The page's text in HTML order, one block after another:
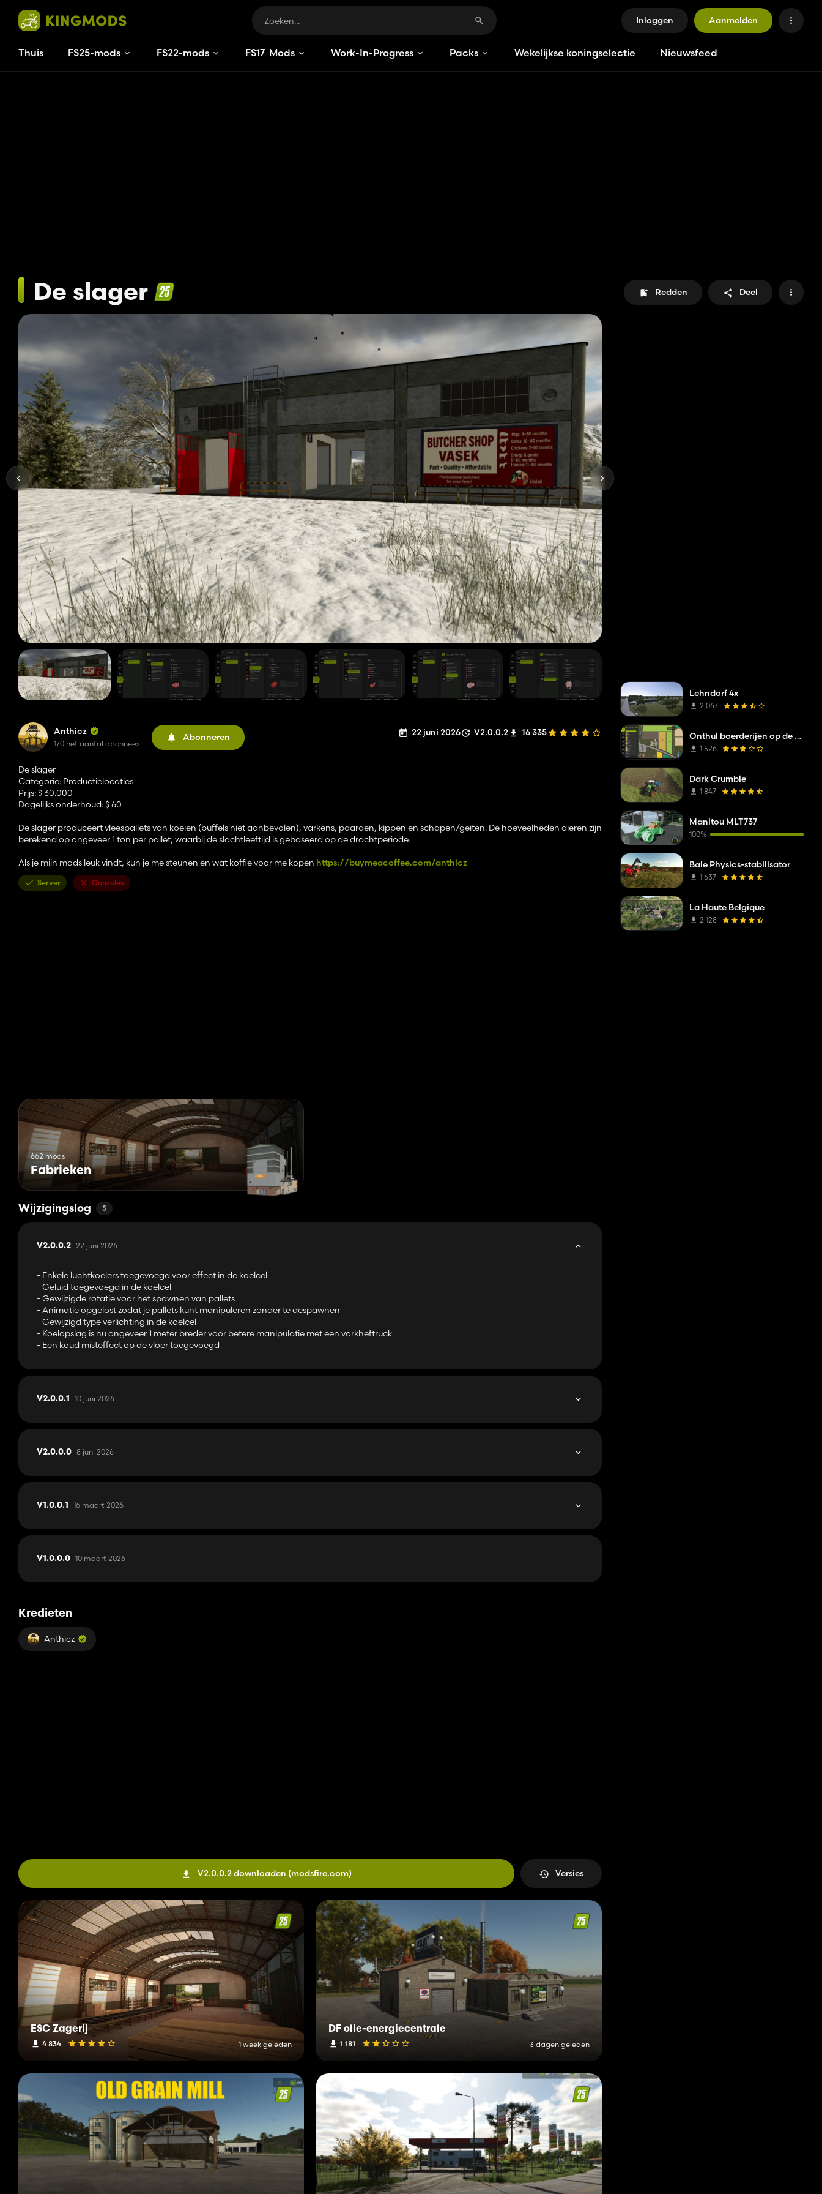
Inloggen Aanmelden
Thuis FS25-mods FS22-mods FS17 Mods Work-In-Progress Packs Wekelijkse koningselectie Nieuwsfeed
De slager Redden Deel
Anthicz
170 het aantal abonnees
Abonneren 22 juni 2026 V2.0.0.2 16 335
De slager
Categorie: Productielocaties
Prijs: $ 30.000
Dagelijks onderhoud: $ 60
De slager produceert vleespallets van koeien (buffels niet aanbevolen), varkens, paarden, kippen en schapen/geiten. De hoeveelheden dieren zijn
berekend op ongeveer 1 ton per pallet, waarbij de slachtleeftijd is gebaseerd op de drachtperiode.
Als je mijn mods leuk vindt, kun je me steunen en wat koffie voor me kopen https://buymeacoffee.com/anthicz
Server Consoles
662 mods
Fabrieken
Wijzigingslog 5
V2.0.0.2 22 juni 2026
- Enkele luchtkoelers toegevoegd voor effect in de koelcel
- Geluid toegevoegd in de koelcel
- Gewijzigde rotatie voor het spawnen van pallets
- Animatie opgelost zodat je pallets kunt manipuleren zonder te despawnen
- Gewijzigd type verlichting in de koelcel
- Koelopslag is nu ongeveer 1 meter breder voor betere manipulatie met een vorkheftruck
- Een koud misteffect op de vloer toegevoegd
V2.0.0.1 10 juni 2026
V2.0.0.0 8 juni 2026
V1.0.0.1 16 maart 2026
V1.0.0.0 10 maart 2026
Kredieten
Anthicz
V2.0.0.2 downloaden (modsfire.com) Versies
ESC Zagerij
4 834 1 week geleden
DF olie-energiecentrale
1 181 3 dagen geleden
Lehndorf 4x
2 067
Onthul boerderijen op de kaart
1 526
Dark Crumble
1 847
Manitou MLT737
100%
Bale Physics-stabilisator
1 637
La Haute Belgique
2 128